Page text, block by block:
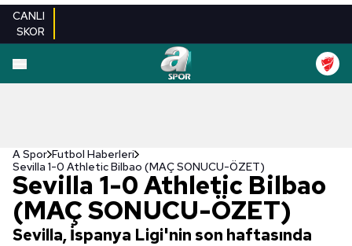
CANLI
SKOR
A Spor Futbol Haberleri
Sevilla 1-0 Athletic Bilbao (MAÇ SONUCU-ÖZET)
Sevilla 1-0 Athletic Bilbao
(MAÇ SONUCU-ÖZET)
Sevilla, İspanya Ligi'nin son haftasında